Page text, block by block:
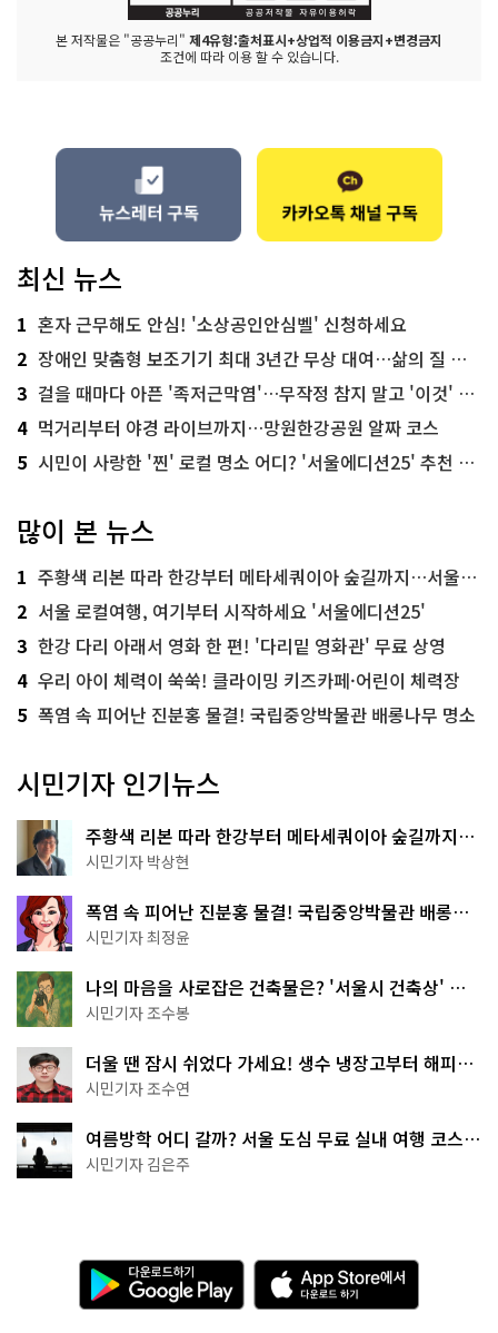
본 저작물은 "공공누리" 제4유형:출처표시+상업적 이용금지+변경금지
조건에 따라 이용 할 수 있습니다.
최신 뉴스
1 혼자 근무해도 안심! '소상공인안심벨' 신청하세요
2 장애인 맞춤형 보조기기 최대 3년간 무상 대여…삶의 질 높인다
3 걸을 때마다 아픈 '족저근막염'…무작정 참지 말고 '이것' 해보세요!
4 먹거리부터 야경 라이브까지…망원한강공원 알짜 코스
5 시민이 사랑한 '찐' 로컬 명소 어디? '서울에디션25' 추천 코스
많이 본 뉴스
1 주황색 리본 따라 한강부터 메타세쿼이아 숲길까지…서울둘레길 15코스
2 서울 로컬여행, 여기부터 시작하세요 '서울에디션25'
3 한강 다리 아래서 영화 한 편! '다리밑 영화관' 무료 상영
4 우리 아이 체력이 쑥쑥! 클라이밍 키즈카페·어린이 체력장
5 폭염 속 피어난 진분홍 물결! 국립중앙박물관 배롱나무 명소
시민기자 인기뉴스
주황색 리본 따라 한강부터 메타세쿼이아 숲길까지…
서울둘레길 15코스
시민기자 박상현
폭염 속 피어난 진분홍 물결! 국립중앙박물관 배롱나
무 명소
시민기자 최정윤
나의 마음을 사로잡은 건축물은? '서울시 건축상' 수
상작 공개!
시민기자 조수봉
더울 땐 잠시 쉬었다 가세요! 생수 냉장고부터 해피소
·무더위쉼터까지
시민기자 조수연
여름방학 어디 갈까? 서울 도심 무료 실내 여행 코스
추천
시민기자 김은주
다
운
로
A
p
p